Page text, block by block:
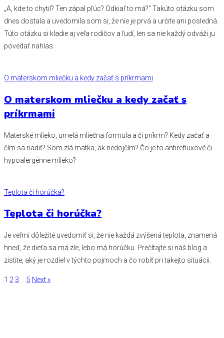
„A, kde to chytil? Ten zápal pľúc? Odkiaľ to má?‘‘ Takúto otázku som
dnes dostala a uvedomila som si, že nie je prvá a určite ani posledná.
Túto otázku si kladie aj veľa rodičov a ľudí, len sa nie každý odváži ju
povedať nahlas.
O materskom mliečku a kedy začať s príkrmami
O materskom mliečku a kedy začať s
príkrmami
Materské mlieko, umelá mliečna formula a či príkrm? Kedy začať a
čím sa riadiť? Som zlá matka, ak nedojčím? Čo je to antirefluxové či
hypoalergénne mlieko?
Teplota či horúčka?
Teplota či horúčka?
Je veľmi dôležité uvedomiť si, že nie každá zvýšená teplota, znamená
hneď, že dieťa sa má zle, lebo má horúčku. Prečítajte si náš blog a
zistite, aký je rozdiel v týchto pojmoch a čo robiť pri takejto situácii.
1 2 3 5 Next »